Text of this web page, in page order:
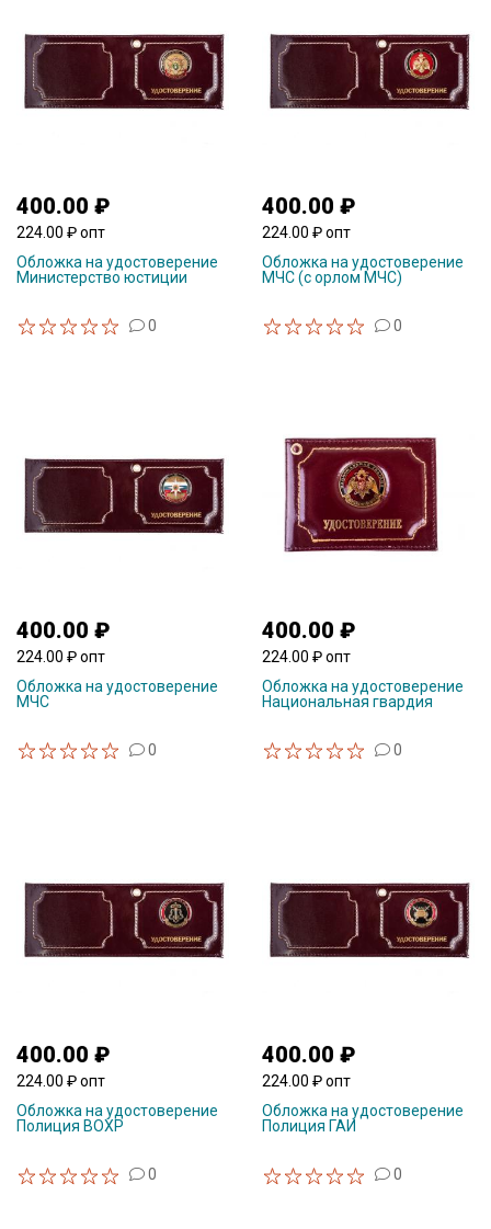
400.00 ₽
224.00 ₽ опт
Обложка на удостоверение
Министерство юстиции
0
400.00 ₽
224.00 ₽ опт
Обложка на удостоверение
МЧС (с орлом МЧС)
0
400.00 ₽
224.00 ₽ опт
Обложка на удостоверение
МЧС
0
400.00 ₽
224.00 ₽ опт
Обложка на удостоверение
Национальная гвардия
0
400.00 ₽
224.00 ₽ опт
Обложка на удостоверение
Полиция ВОХР
0
400.00 ₽
224.00 ₽ опт
Обложка на удостоверение
Полиция ГАИ
0